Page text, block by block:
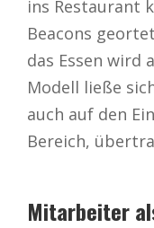
ins Restaurant
Beacons
das Essen wird
Modell ließe
auch auf den
Bereich,
Mitarbeiter